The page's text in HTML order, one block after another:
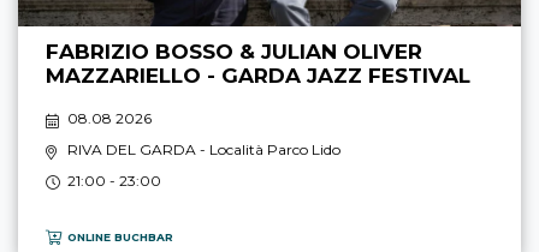
FABRIZIO BOSSO & JULIAN OLIVER
MAZZARIELLO - GARDA JAZZ FESTIVAL
08.08 2026
RIVA DEL GARDA - Località Parco Lido
21:00 - 23:00
ONLINE BUCHBAR